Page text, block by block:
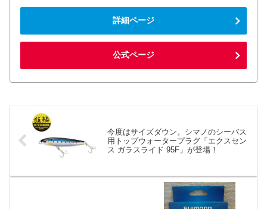
詳細ページ
公式ページ
今度はサイズダウン。シマノのシーバス
用トップウォータープラグ「エクスセン
ス ガラスライド 95F」が登場！